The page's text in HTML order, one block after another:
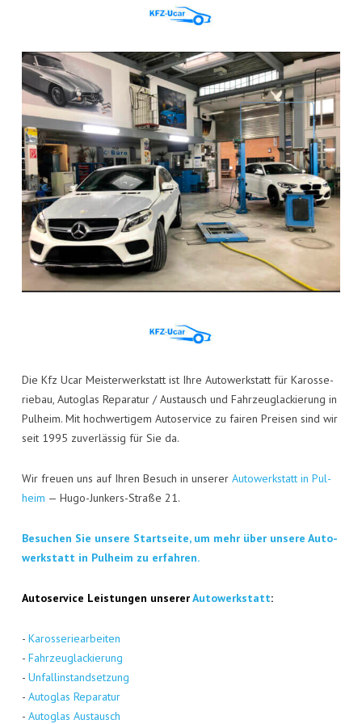
Die Kfz Ucar Meis­ter­werk­statt ist Ihre Auto­werk­statt für Karos­se­
rie­bau, Auto­glas Repa­ra­tur / Aus­tausch und Fahr­zeug­la­ckie­rung in
Pul­heim. Mit hoch­wer­ti­gem Auto­ser­vice zu fai­ren Prei­sen sind wir
seit 1995 zuver­läs­sig für Sie da.
Wir freu­en uns auf Ihren Besuch in unse­rer Auto­werk­statt in Pul­
heim — Hugo-Jun­kers-Stra­ße 21.
Besu­chen Sie unse­re Start­sei­te, um mehr über unse­re Auto­
werk­statt in Pul­heim zu erfahren.
Auto­ser­vice Leis­tun­gen unse­rerAuto­werk­statt:
- Karos­se­rie­ar­bei­ten
- Fahr­zeug­la­ckie­rung
- Unfall­in­stand­set­zung
- Auto­glas Repa­ra­tur
- Auto­glas Aus­tausch